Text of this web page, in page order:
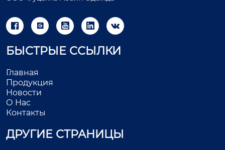
    
БЫСТРЫЕ ССЫЛКИ
Главная
Продукция
Новости
О Нас
Контакты
ДРУГИЕ СТРАНИЦЫ